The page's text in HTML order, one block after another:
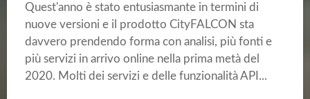
Quest'anno è stato entusiasmante in termini di
nuove versioni e il prodotto CityFALCON sta
davvero prendendo forma con analisi, più fonti e
più servizi in arrivo online nella prima metà del
2020. Molti dei servizi e delle funzionalità API...